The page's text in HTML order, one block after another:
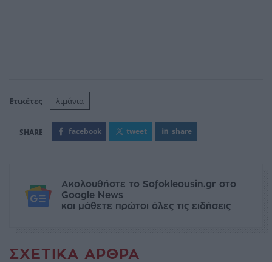
Ετικέτες λιμάνια
facebook tweet share
Ακολουθήστε το Sofokleousin.gr στο
Google News
και μάθετε πρώτοι όλες τις ειδήσεις
ΣΧΕΤΙΚΆ ΆΡΘΡΑ